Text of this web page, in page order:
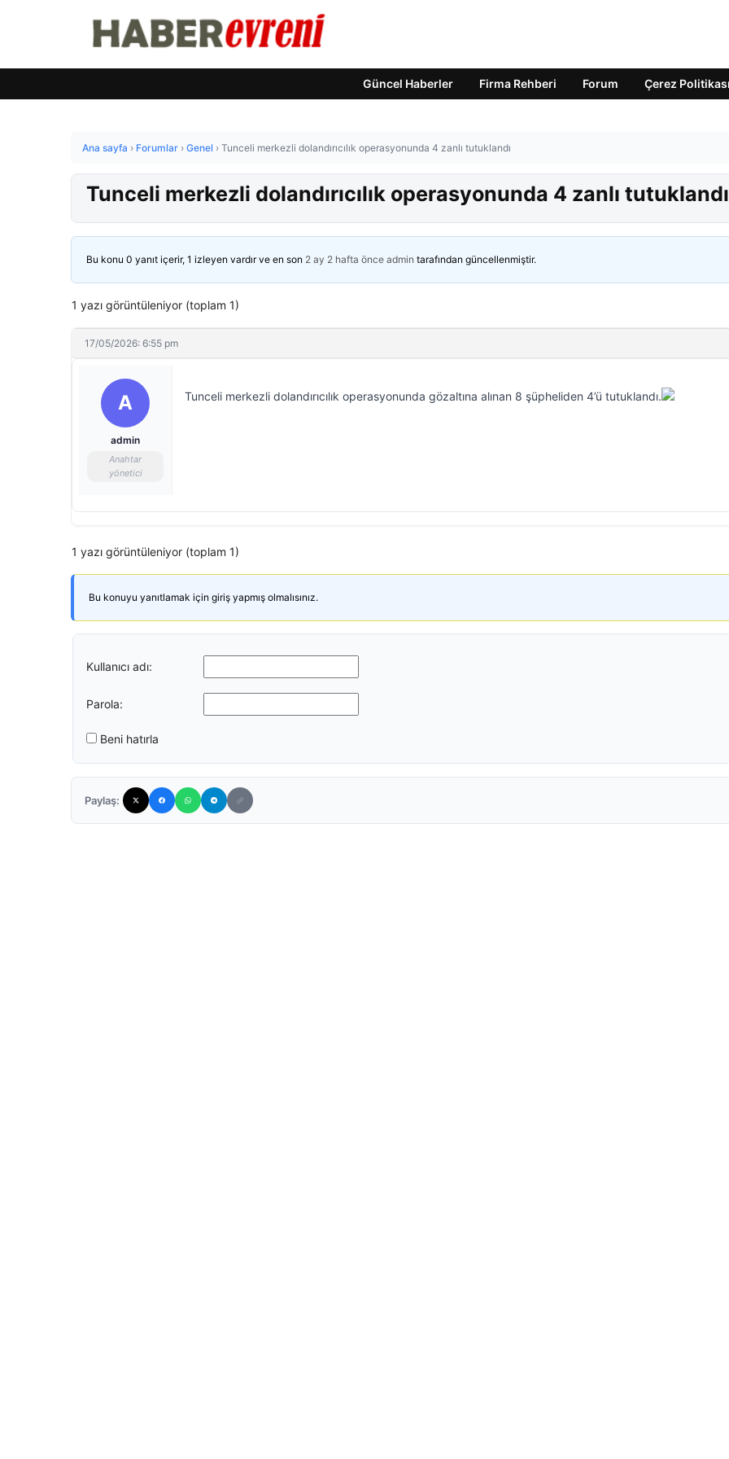
Güncel Haberler Firma Rehberi Forum Çerez Politikası
Ana sayfa › Forumlar › Genel › Tunceli merkezli dolandırıcılık operasyonunda 4 zanlı tutuklandı
Tunceli merkezli dolandırıcılık operasyonunda 4 zanlı tutuklandı
Bu konu 0 yanıt içerir, 1 izleyen vardır ve en son 2 ay 2 hafta önce admin tarafından güncellenmiştir.
1 yazı görüntüleniyor (toplam 1)
17/05/2026: 6:55 pm
A
admin
Anahtar
yönetici
Tunceli merkezli dolandırıcılık operasyonunda gözaltına alınan 8 şüpheliden 4’ü tutuklandı.
1 yazı görüntüleniyor (toplam 1)
Bu konuyu yanıtlamak için giriş yapmış olmalısınız.
Kullanıcı adı:
Parola:
Beni hatırla
Paylaş: